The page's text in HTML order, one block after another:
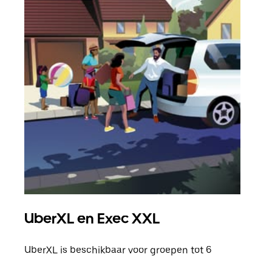
UberXL en Exec XXL
UberXL is beschikbaar voor groepen tot 6